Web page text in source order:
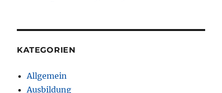
KATEGORIEN
Allgemein
Ausbildung